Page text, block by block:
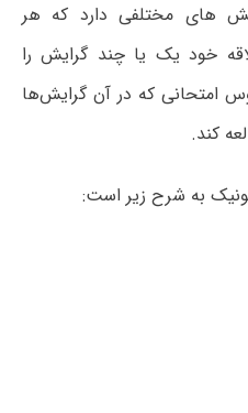
های مختلفی دارد که هر
خود یک یا چند گرایش را
امتحانی که در آن گرایش‌ها
کند.
به شرح زیر است: